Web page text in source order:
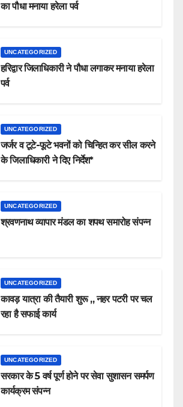
का पौधा मनाया हरेला पर्व
UNCATEGORIZED
हरिद्वार जिलाधिकारी ने पौधा लगाकर मनाया हरेला
पर्व
UNCATEGORIZED
जर्जर व टूटे-फूटे भवनों को चिन्हित कर सील करने
के जिलाधिकारी ने दिए निर्देश*
UNCATEGORIZED
श्रवणनाथ व्यापार मंडल का शपथ समारोह संपन्न
UNCATEGORIZED
कावड़ यात्रा की तैयारी शुरू ,, नहर पटरी पर चल
रहा है सफाई कार्य
UNCATEGORIZED
सरकार के 5 वर्ष पूर्ण होने पर सेवा सुशासन समर्पण
कार्यक्रम संपन्न